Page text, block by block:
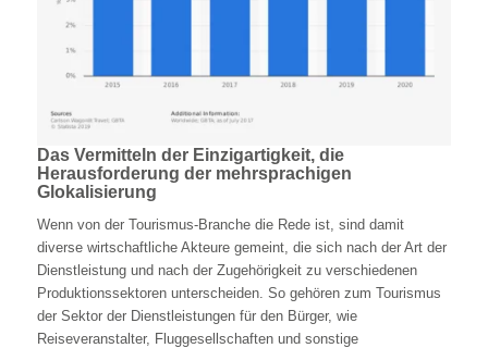
Das Vermitteln der Einzigartigkeit, die
Herausforderung der mehrsprachigen
Glokalisierung
Wenn von der Tourismus-Branche die Rede ist, sind damit
diverse wirtschaftliche Akteure gemeint, die sich nach der Art der
Dienstleistung und nach der Zugehörigkeit zu verschiedenen
Produktionssektoren unterscheiden. So gehören zum Tourismus
der Sektor der Dienstleistungen für den Bürger, wie
Reiseveranstalter, Fluggesellschaften und sonstige